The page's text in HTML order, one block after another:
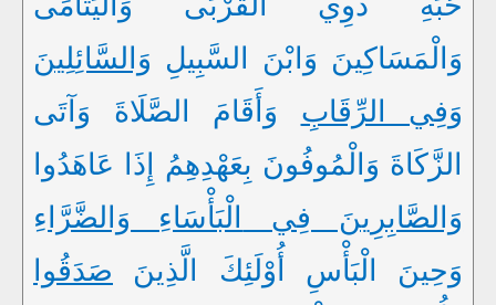
وَالْمَسَاكِينَ وَابْنَ السَّبِيلِ وَالسَّائِلِينَ
وَفِي الرِّقَابِ وَأَقَامَ الصَّلَاةَ وَآتَى
الزَّكَاةَ وَالْمُوفُونَ بِعَهْدِهِمُ إِذَا عَاهَدُوا
وَالصَّابِرِينَ فِي
الْبَأْسَاءِ وَالضَّرَّاءِ
وَحِينَ الْبَأْسِ أُوْلَئِكَ الَّذِينَ صَدَقُوا